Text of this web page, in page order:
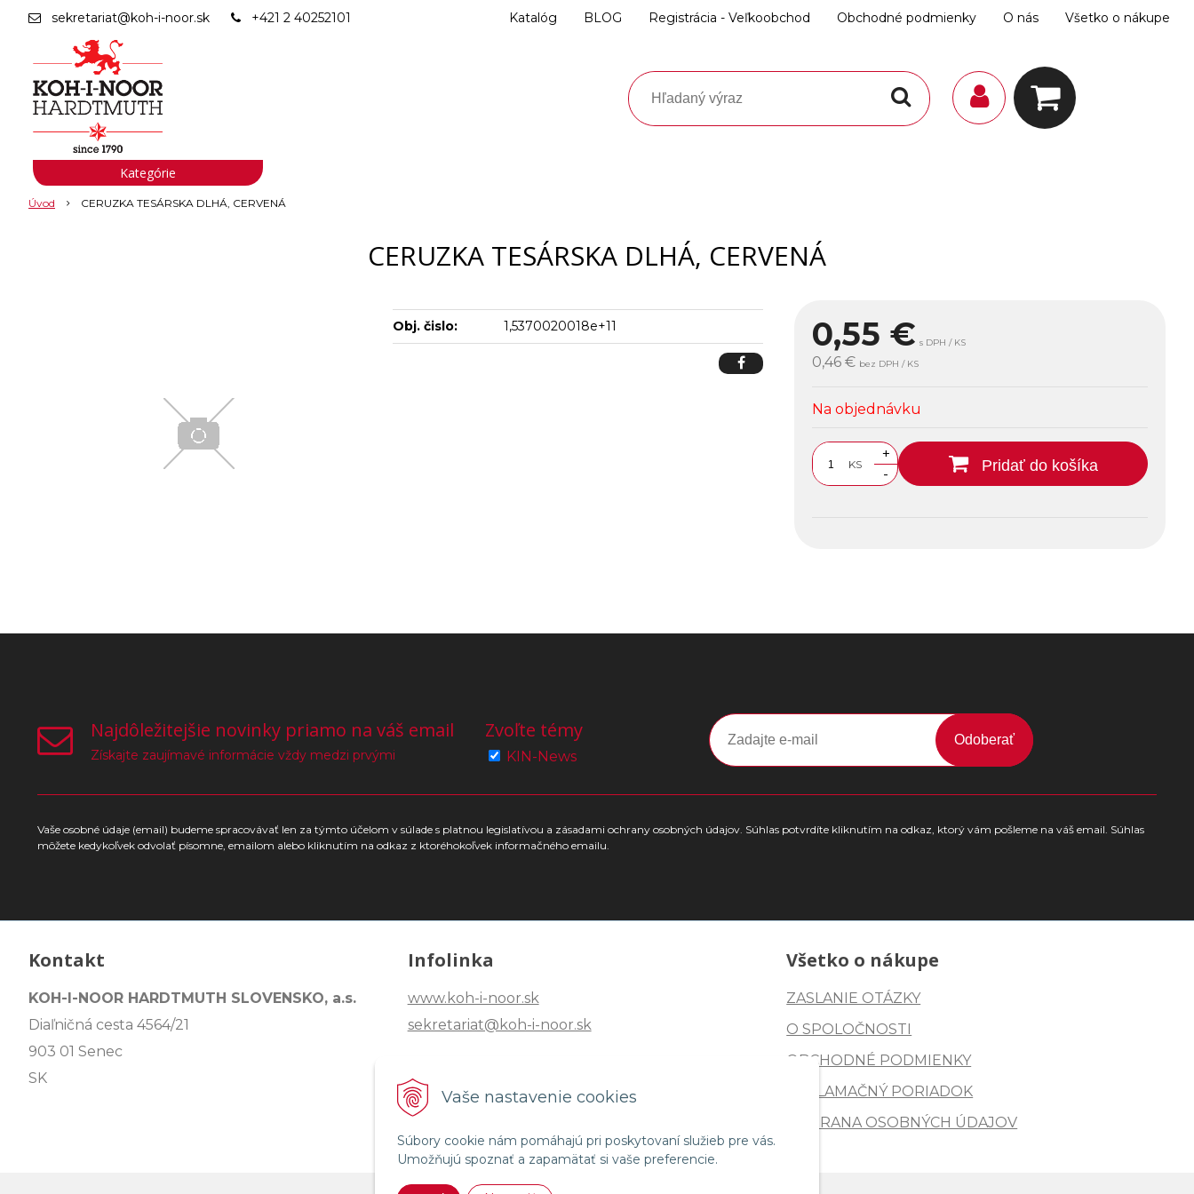
Vaše nastavenie cookies
Súbory cookie nám pomáhajú pri poskytovaní služieb pre vás.
Umožňujú spoznať a zapamätať si vaše preferencie.
sekretariat@koh-i-noor.sk +421 2 40252101 Katalóg BLOG Registrácia - Veľkoobchod Obchodné podmienky O nás Všetko o nákupe
Úvod CERUZKA TESÁRSKA DLHÁ, CERVENÁ
CERUZKA TESÁRSKA DLHÁ, CERVENÁ
0,55 € s DPH / KS
0,46 € bez DPH / KS
Na objednávku
KS
+
-
Pridať do košíka
Obj. čislo: 1,5370020018e+11
Kategórie
Najdôležitejšie novinky priamo na váš email
Získajte zaujímavé informácie vždy medzi prvými
Zvoľte témy
KIN-News
Odoberať
Vaše osobné údaje (email) budeme spracovávať len za týmto účelom v súlade s platnou legislatívou a zásadami ochrany osobných údajov. Súhlas potvrdíte kliknutím na odkaz, ktorý vám pošleme na váš email. Súhlas
môžete kedykoľvek odvolať písomne, emailom alebo kliknutím na odkaz z ktoréhokoľvek informačného emailu.
Kontakt
KOH-I-NOOR HARDTMUTH SLOVENSKO, a.s.
Diaľničná cesta 4564/21
903 01 Senec
SK
Infolinka
www.koh-i-noor.sk
sekretariat@koh-i-noor.sk
Tel: +421 2 40252101
Fax: +421 2 44872870
Všetko o nákupe
ZASLANIE OTÁZKY
O SPOLOČNOSTI
OBCHODNÉ PODMIENKY
REKLAMAČNÝ PORIADOK
OCHRANA OSOBNÝCH ÚDAJOV